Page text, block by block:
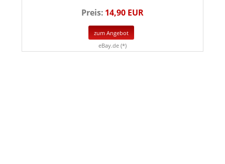
Preis: 14,90 EUR
zum Angebot
eBay.de (*)